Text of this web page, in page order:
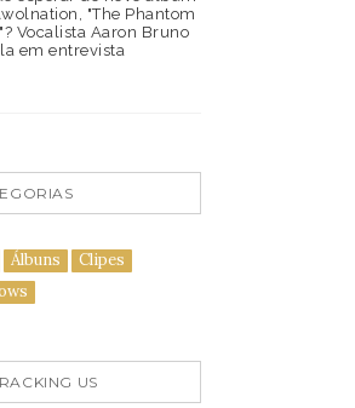
"The Phantom
Vocalista Aaron Bruno
em entrevista
Álbuns
Clipes
US